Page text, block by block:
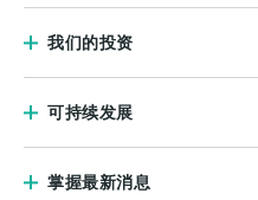
我们的投资
可持续发展
掌握最新消息